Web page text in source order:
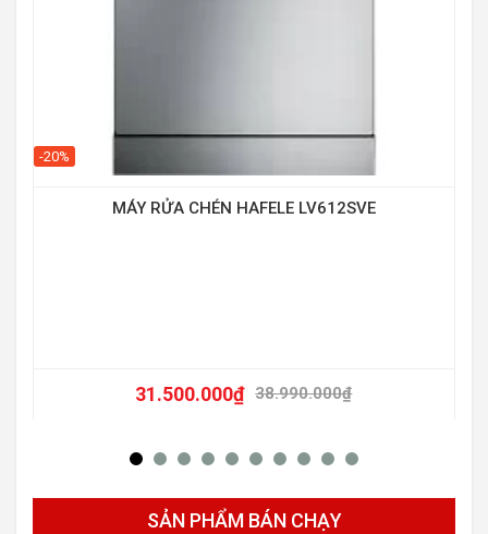
-20%
MÁY RỬA CHÉN HAFELE LV612SVE
38.990.000₫
31.500.000₫
SẢN PHẨM BÁN CHẠY